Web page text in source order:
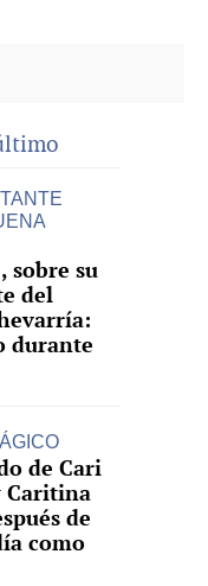
sobre su
del
durante
de Cari
Caritina
de
como